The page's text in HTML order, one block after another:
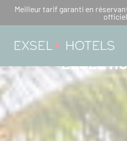
Meilleur tarif garanti en
HÔTEL 4
CONFORT
EXSEL